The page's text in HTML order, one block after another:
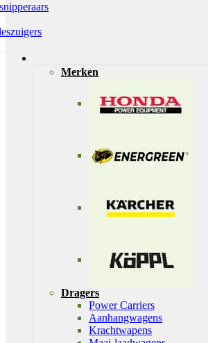
Merken
Dragers
Power Carriers
Aanhangwagens
Krachtwapens